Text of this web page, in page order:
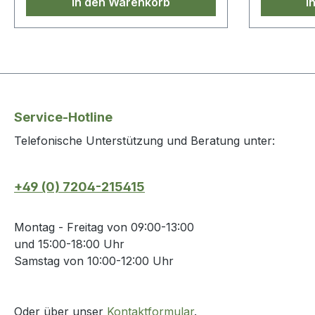
Service-Hotline
Telefonische Unterstützung und Beratung unter:
+49 (0) 7204-215415
Montag - Freitag von 09:00-13:00
und 15:00-18:00 Uhr
Samstag von 10:00-12:00 Uhr
Oder über unser Kontaktformular.